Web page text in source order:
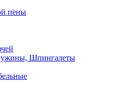
пены
Шпингалеты